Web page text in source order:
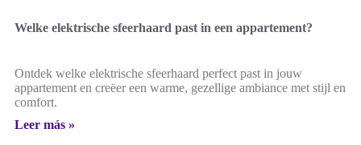
Welke elektrische sfeerhaard past in een appartement?
Ontdek welke elektrische sfeerhaard perfect past in jouw
appartement en creëer een warme, gezellige ambiance met stijl en
comfort.
Leer más »